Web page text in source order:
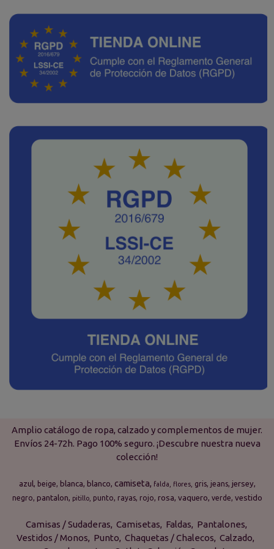
Amplio catálogo de ropa, calzado y complementos de mujer.
Envíos 24-72h. Pago 100% seguro. ¡Descubre nuestra nueva
colección!
azul beige blanca blanco camiseta falda flores gris jeans jersey
negro pantalon pitillo punto rayas rojo rosa vaquero verde vestido
Camisas / Sudaderas Camisetas Faldas
Pantalones
Vestidos / Monos
Punto Chaquetas / Chalecos Calzado